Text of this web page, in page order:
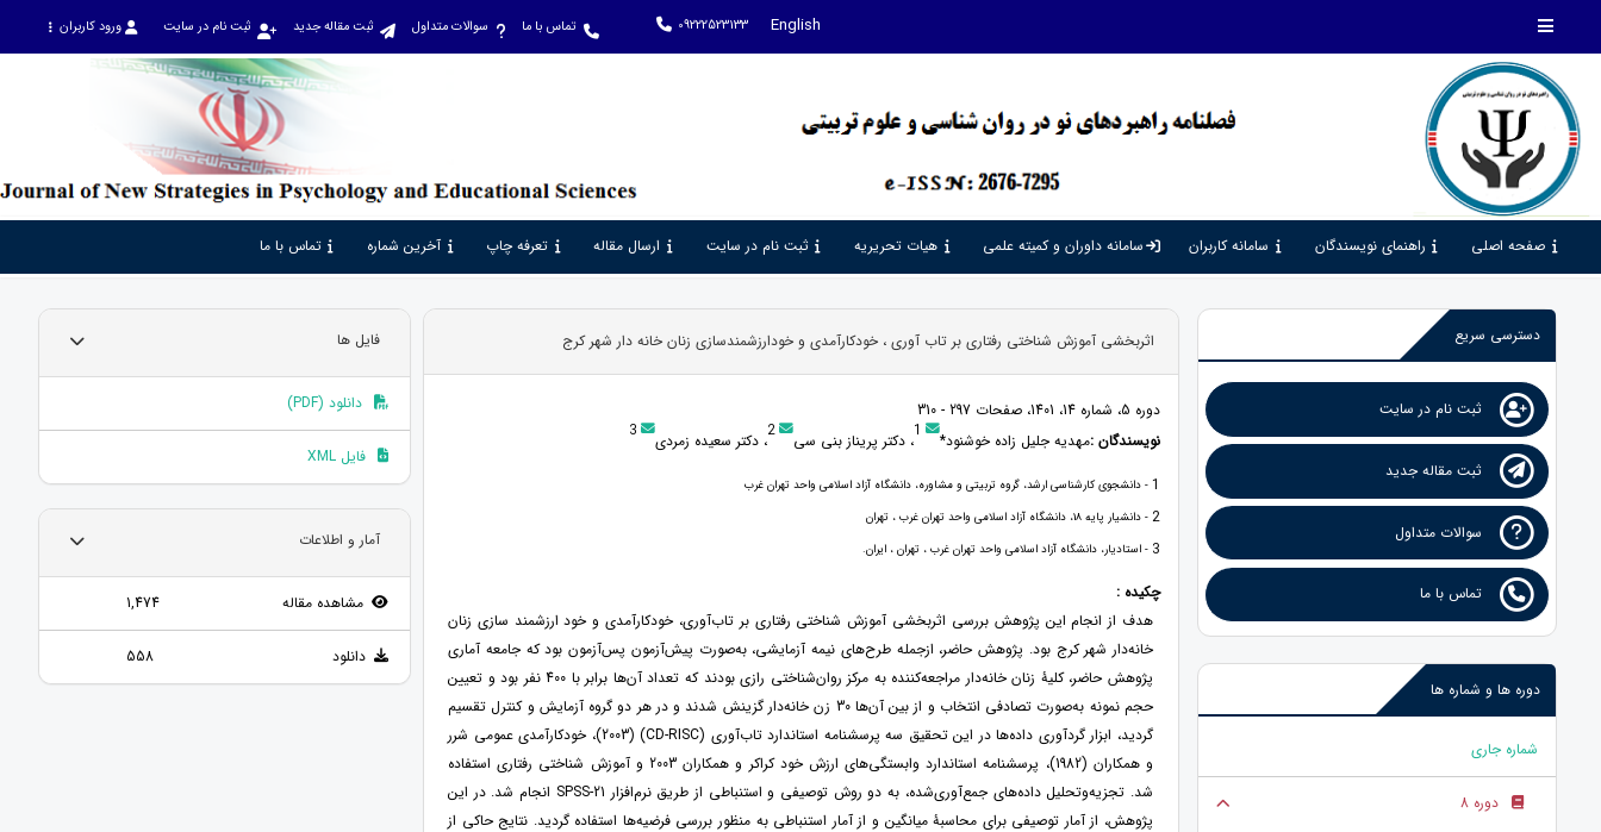
English
09222523133 تماس با ما سوالات متداول ثبت مقاله جدید ثبت نام در سایت ورود کاربران
صفحه اصلی راهنمای نویسندگان سامانه کاربران سامانه داوران و کمیته علمی هیات تحریریه ثبت نام در سایت ارسال مقاله تعرفه چاپ آخرین شماره تماس با ما
دسترسی سریع
ثبت نام در سایت
ثبت مقاله جدید
سوالات متداول
تماس با ما
دوره ها و شماره ها
شماره جاری
دوره 8
اثربخشی آموزش شناختی رفتاری بر تاب آوری ، خودکارآمدی و خودارزشمندسازی زنان خانه دار شهر کرج
دوره 5، شماره 14، 1401، صفحات 297 - 310
نویسندگان :مهدیه جلیل زاده خوشنود* 1، دکتر پریناز بنی سی 2، دکتر سعیده زمردی 3
1 - دانشجوی کارشناسی ارشد، گروه تربیتی و مشاوره، دانشگاه آزاد اسلامی واحد تهران غرب
2 - دانشیار پایه 18، دانشگاه آزاد اسلامی واحد تهران غرب ، تهران
3 - استادیار، دانشگاه آزاد اسلامی واحد تهران غرب ، تهران ، ایران.
چکیده :
هدف از انجام این پژوهش بررسی اثربخشی آموزش شناختی رفتاری بر تاب‌آوری، خودکارآمدی و خود ارزشمند سازی زنان
خانه‌دار شهر کرج بود. پژوهش حاضر، ازجمله طرح‌های نیمه آزمایشی، به‌صورت پیش‌آزمون پس‌آزمون بود که جامعه آماری
پژوهش حاضر، کلیۀ زنان خانه‌دار مراجعه‌کننده به مرکز روان‌شناختی رازی بودند که تعداد آن‌ها برابر با 400 نفر بود و تعیین
حجم نمونه به‌صورت تصادفی انتخاب و از بین آن‌ها 30 زن خانه‌دار گزینش شدند و در هر دو گروه آزمایش و کنترل تقسیم
گردید، ابزار گردآوری داده‌ها در این تحقیق سه پرسشنامه استاندارد تاب‌آوری (CD-RISC) (2003)، خودکارآمدی عمومی شرر
و همکاران (1982)، پرسشنامه استاندارد وابستگی‌های ارزش خود کراکر و همکاران 2003 و آموزش شناختی رفتاری استفاده
شد. تجزیه‌وتحلیل داده‌های جمع‌آوری‌شده، به دو روش توصیفی و استنباطی از طریق نرم‌افزار SPSS-21 انجام شد. در این
پژوهش، از آمار توصیفی برای محاسبۀ میانگین و از آمار استنباطی به منظور بررسی فرضیه‌ها استفاده گردید. نتایج حاکی از
فایل ها
دانلود (PDF)
فایل XML
آمار و اطلاعات
مشاهده مقاله 1,474
دانلود 558